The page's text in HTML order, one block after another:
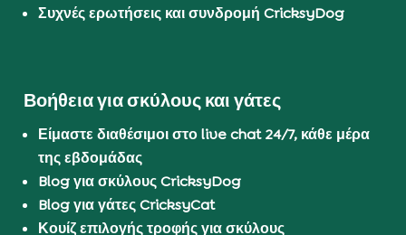
Συχνές ερωτήσεις και συνδρομή CricksyDog
Βοήθεια για σκύλους και γάτες
Είμαστε διαθέσιμοι στο live chat 24/7, κάθε μέρα
της εβδομάδας
Blog για σκύλους CricksyDog
Blog για γάτες CricksyCat
Κουίζ επιλογής τροφής για σκύλους